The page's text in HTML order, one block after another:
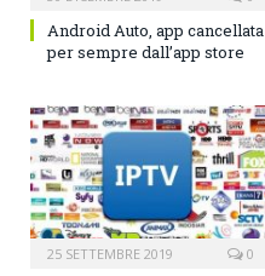
Android Auto, app cancellata
per sempre dall’app store
25 SETTEMBRE 2019 0